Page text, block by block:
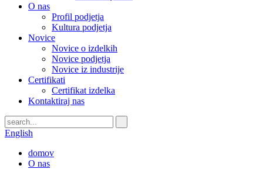
O nas
Profil podjetja
Kultura podjetja
Novice
Novice o izdelkih
Novice podjetja
Novice iz industrije
Certifikati
Certifikat izdelka
Kontaktiraj nas
English
domov
O nas